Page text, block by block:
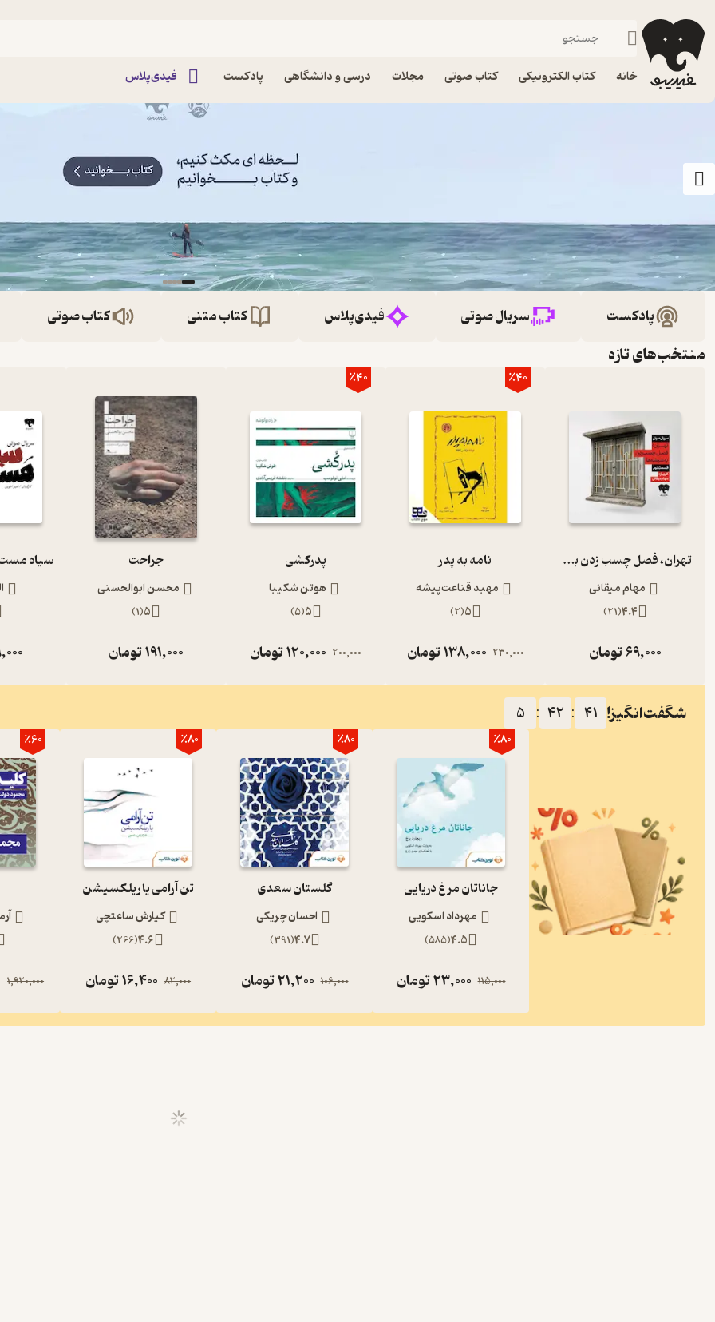
خانه کتاب الکترونیکی کتاب صوتی مجلات درسی و دانشگاهی پادکست فیدی‌پلاس
پادکست سریال صوتی فیدی‌پلاس کتاب متنی کتاب صوتی
منتخب‌های تازه
تهران، فصل چسب زدن به شیشه‌ها (قسمت دوم)
مهام میقانی
4.4
(
21
)
69,000تومان
٪40
نامه به پدر
مهبد قناعت‌پیشه
5
(
2
)
230,000
138,000تومان
٪40
پدرکشی
هوتن شکیبا
5
(
5
)
200,000
120,000تومان
جراحت
محسن ابوالحسنی
5
(
1
)
191,000تومان
شگفت‌انگیز! 40
:
42
:
5
٪80
جاناتان مرغ دریایی
مهرداد اسکویی
4.5
(
585
)
115,000
23,000تومان
٪80
گلستان سعدی
احسان چریکی
4.7
(
391
)
106,000
21,200تومان
٪80
تن آرامی یا ریلکسیشن
کیارش ساعتچی
4.6
(
266
)
82,000
16,400تومان
٪60
1,920,000